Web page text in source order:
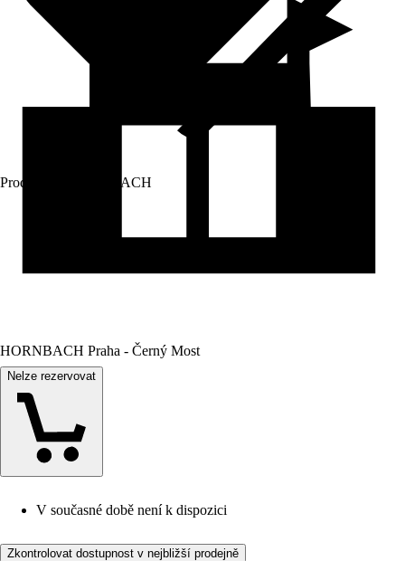
Prodej přes: HORNBACH
HORNBACH Praha - Černý Most
Nelze rezervovat
V současné době není k dispozici
Zkontrolovat dostupnost v nejbližší prodejně